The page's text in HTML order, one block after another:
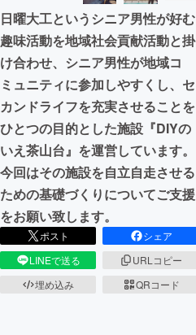
CAMPFIREふるさと納税
日曜大工というシニア男性が好む
趣味活動を地域社会貢献活動と掛
け合わせ、シニア男性が地域コ
ミュニティに参加しやすくし、セ
カンドライフを充実させることを
ひとつの目的とした施設『DIYの
いえ茶山台』を運営しています。
今回はその施設を自立自走させる
ための基礎づくりについてご支援
をお願い致します。
ポスト
シェア
LINEで送る
URLコピー
埋め込み
QRコード